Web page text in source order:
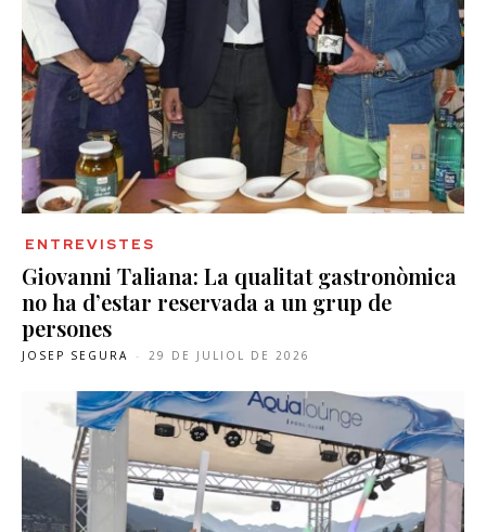
ENTREVISTES
Giovanni Taliana: La qualitat gastronòmica
no ha d’estar reservada a un grup de
persones
JOSEP SEGURA - 29 DE JULIOL DE 2026